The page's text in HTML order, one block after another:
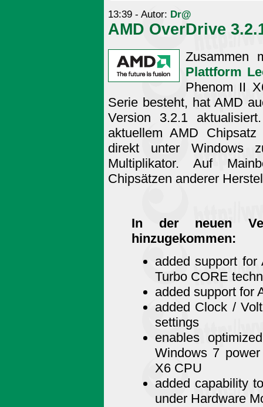
13:39 - Autor: Dr@
AMD OverDrive
Zusammen
Plattform
Phenom II
Serie besteht, hat AMD
Version 3.2.1
aktuellem AMD
direkt unter Windows
Multiplikator. Auf
Chipsätzen anderer
In der neuen
hinzugekommen:
added support
Turbo CORE
added support for
added Clock /
settings
enables
Windows 7
X6 CPU
added capability
under Hardware